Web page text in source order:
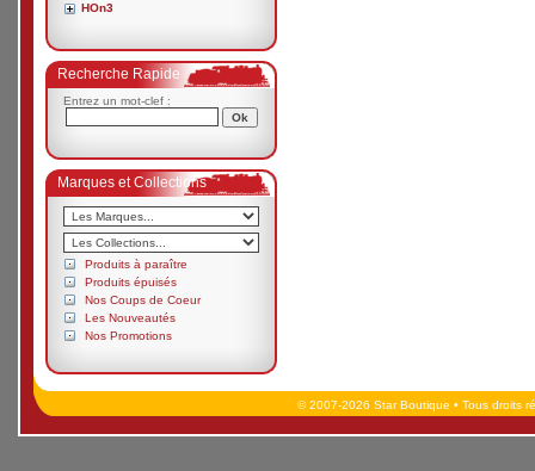
HOn3
Recherche Rapide
Entrez un mot-clef :
Marques et Collections
Produits à paraître
Produits épuisés
Nos Coups de Coeur
Les Nouveautés
Nos Promotions
© 2007-2026 Star Boutique • Tous droits